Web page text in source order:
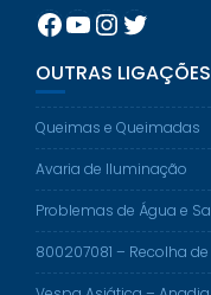
Facebook
YouTube
Twitter
OUTRAS
Queimas e Queimadas
Avaria de Iluminação
Problemas de Água e
800207081 – Recolha